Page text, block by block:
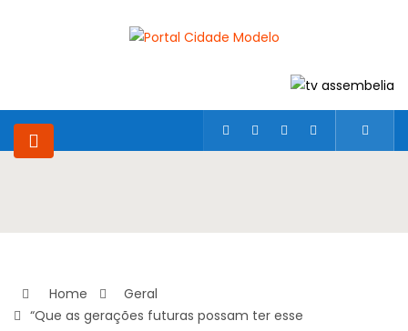
Home
Geral
“Que as gerações futuras possam ter esse